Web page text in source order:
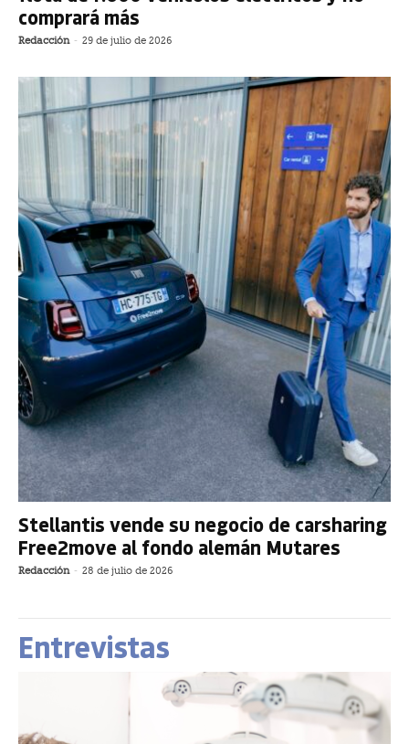
comprará más
Redacción - 29 de julio de 2026
Stellantis vende su negocio de carsharing
Free2move al fondo alemán Mutares
Redacción - 28 de julio de 2026
Entrevistas